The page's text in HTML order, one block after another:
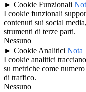
► Cookie Funzionali
I cookie funzionali
contenuti sui social
strumenti di terze parti.
Nessuno
► Cookie Analitici Nota
I cookie analitici
su metriche come
di traffico.
Nessuno